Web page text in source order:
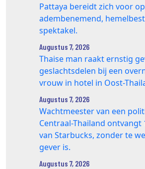
Pattaya bereidt zich voor
adembenemend,
spektakel.
Augustus 7, 2026
Thaise man raakt ernstig
geslachtsdelen bij een
vrouw in hotel in Oost-
Augustus 7, 2026
Wachtmeester van een
Centraal-Thailand ontvangt
van Starbucks, zonder te
gever is.
Augustus 7, 2026